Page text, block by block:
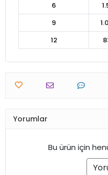
6
9
12
Yorumlar
Bu ürün için